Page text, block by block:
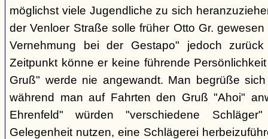
möglichst viele Jugendliche zu sich
der Venloer Straße solle früher Otto Gr.
Vernehmung bei der Gestapo" jedoch
Zeitpunkt könne er keine führende
Gruß" werde nie angewandt. Man begrüße
während man auf Fahrten den Gruß "Ahoi"
Ehrenfeld" würden "verschiedene
Gelegenheit nutzen, eine Schlägerei